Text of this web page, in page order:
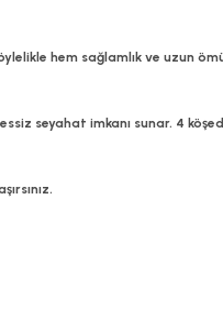
hem sağlamlık ve uzun
seyahat imkanı sunar. 4